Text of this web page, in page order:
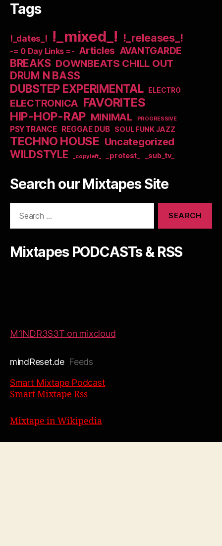
Tags
!_dates_! !_mixed_! !_releases_!
-= 0 Day Links =- Articles AVANTGARDE
BREAKS DOWNBEATS CHILL OUT
DRUM N BASS
DUBSTEP EXPERIMENTAL ELECTRO
ELECTRONICA FAVORITES
HIP-HOP-RAP MINIMAL PROGRESSIVE
PSYTRANCE REGGAE DUB SOUL FUNK JAZZ
TECHNO HOUSE Uncategorized
WILDSTYLE _copyleft_ _protest_ _sub_tv_
Search our Mixtapes Site
Mixtapes PODCASTs & RSS
M1NDR3S3T on mixcloud
mindReset.deFeeds
Smart Mixtape Podcast
Smart Mixtape Rss
Mixtape in Wikipedia